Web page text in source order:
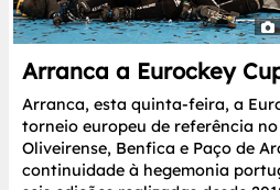
Arranca a Eurockey
Arranca, esta quinta-feira, a
torneio europeu de referência
Oliveirense, Benfica e Paço de
continuidade à hegemonia